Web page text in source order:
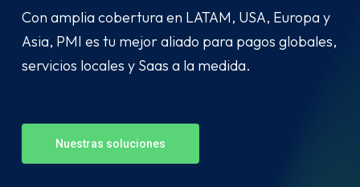
Con amplia cobertura en LATAM, USA, Europa y
Asia, PMI es tu mejor aliado para pagos globales,
servicios locales y Saas a la medida.
Nuestras soluciones